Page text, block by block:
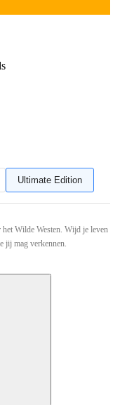
Ultimate Edition
het Wilde Westen. Wijd je leven
jij mag verkennen.